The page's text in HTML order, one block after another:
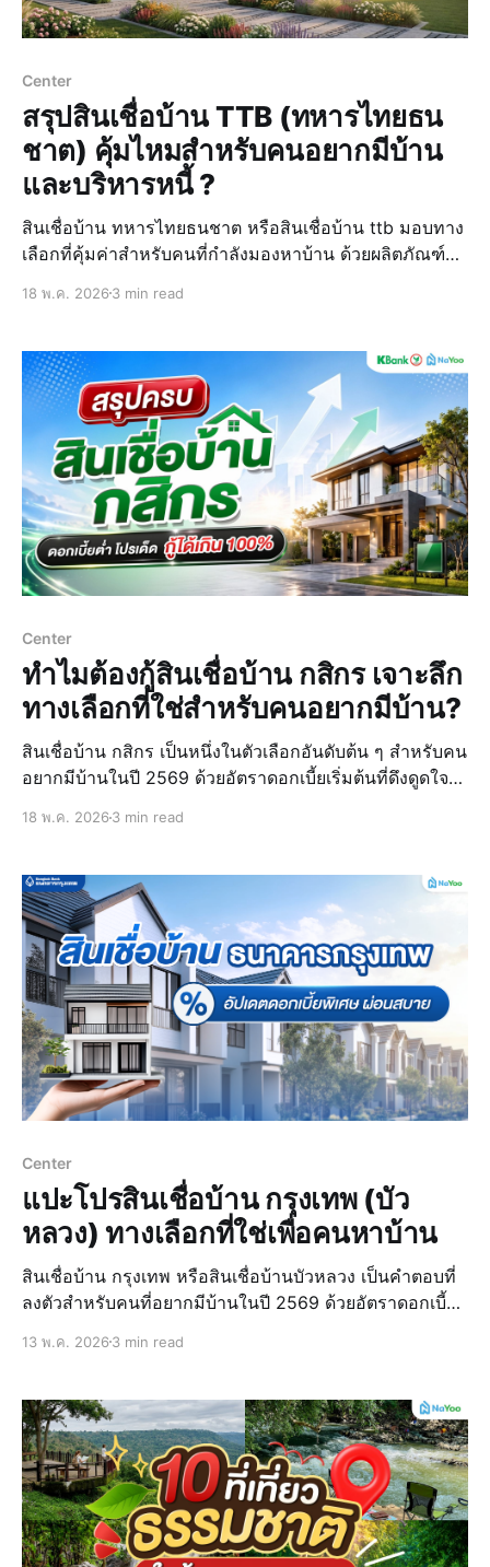
Center
สรุปสินเชื่อบ้าน TTB (ทหารไทยธน
ชาต) คุ้มไหมสำหรับคนอยากมีบ้าน
และบริหารหนี้ ?
สินเชื่อบ้าน ทหารไทยธนชาต หรือสินเชื่อบ้าน ttb มอบทาง
เลือกที่คุ้มค่าสำหรับคนที่กำลังมองหาบ้าน ด้วยผลิตภัณฑ์ที่
บริหารหนี้ได้อย่างมั่นคง โดยจุดเด่นของสินเชื่อ ttb คือ
18 พ.ค. 2026 3 min read
Center
ทำไมต้องกู้สินเชื่อบ้าน กสิกร เจาะลึก
ทางเลือกที่ใช่สำหรับคนอยากมีบ้าน?
สินเชื่อบ้าน กสิกร เป็นหนึ่งในตัวเลือกอันดับต้น ๆ สำหรับคน
อยากมีบ้านในปี 2569 ด้วยอัตราดอกเบี้ยเริ่มต้นที่ดึงดูดใจ
18 พ.ค. 2026 3 min read
Center
แปะโปรสินเชื่อบ้าน กรุงเทพ (บัว
หลวง) ทางเลือกที่ใช่เพื่อคนหาบ้าน
สินเชื่อบ้าน กรุงเทพ หรือสินเชื่อบ้านบัวหลวง เป็นคำตอบที่
ลงตัวสำหรับคนที่อยากมีบ้านในปี 2569 ด้วยอัตราดอกเบี้ย
ไฟแนนซ์บ้าน พร้อมจุดเด่นเรื่องการอนุมัติที่มั่นคงและบริ
13 พ.ค. 2026 3 min read